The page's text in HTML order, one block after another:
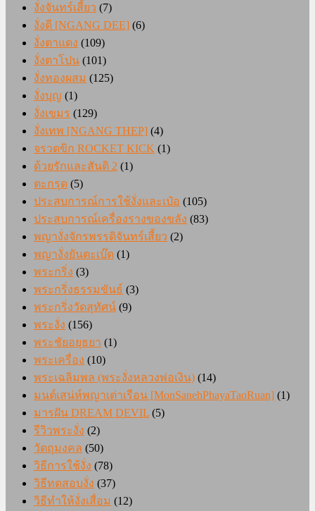
งั่งจันทร์เสี้ยว (7)
งั่งดี [NGANG DEE] (6)
งั่งตาแดง (109)
งั่งตาโปน (101)
งั่งทองผสม (125)
งั่งบุญ (1)
งั่งเขมร (129)
งั่งเทพ [NGANG THEP] (4)
จรวดขิก ROCKET KICK (1)
ด้วยรักและสันติ 2 (1)
ตะกรุด (5)
ประสบการณ์การใช้งั่งและเป๋อ (105)
ประสบการณ์เครื่องรางของขลัง (83)
พญางั่งจักรพรรดิจันทร์เสี้ยว (2)
พญางั่งยันตะเบ๊ด (1)
พระกริ่ง (3)
พระกริ่งธรรมขันธ์ (3)
พระกริ่งวัดสุทัศน์ (9)
พระงั่ง (156)
พระชัยอยุธยา (1)
พระเครื่อง (10)
พระเฉลิมพล (พระงั่งหลวงพ่อเงิน) (14)
มนต์เสน่ห์พญาเต่าเรือน [MonSanehPhayaTaoRuan] (1)
มารฝัน DREAM DEVIL (5)
รีวิวพระงั่ง (2)
วัตถุมงคล (50)
วิธีการใช้งั่ง (78)
วิธีทดสอบงั่ง (37)
วิธีทำให้งั่งเสื่อม (12)